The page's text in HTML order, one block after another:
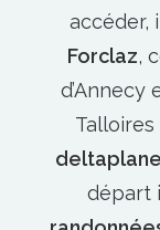
accéder,
Forclaz,
d’Annecy
Talloires
deltaplane
départ